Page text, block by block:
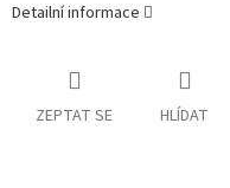
Detailní informace
ZEPTAT SE HLÍDAT